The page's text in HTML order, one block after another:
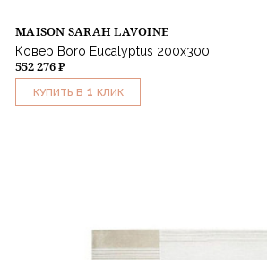
MAISON SARAH LAVOINE
Ковер Boro Eucalyptus 200x300
552 276 ₽
КУПИТЬ В 1 КЛИК